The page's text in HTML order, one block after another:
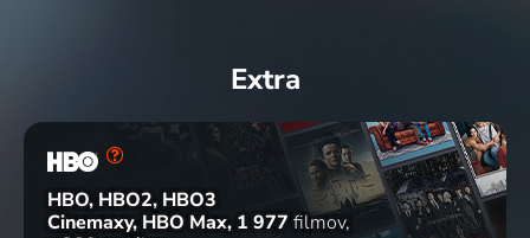
Extra
HBO, HBO2, HBO3
Cinemaxy, HBO Max 1 977 filmov